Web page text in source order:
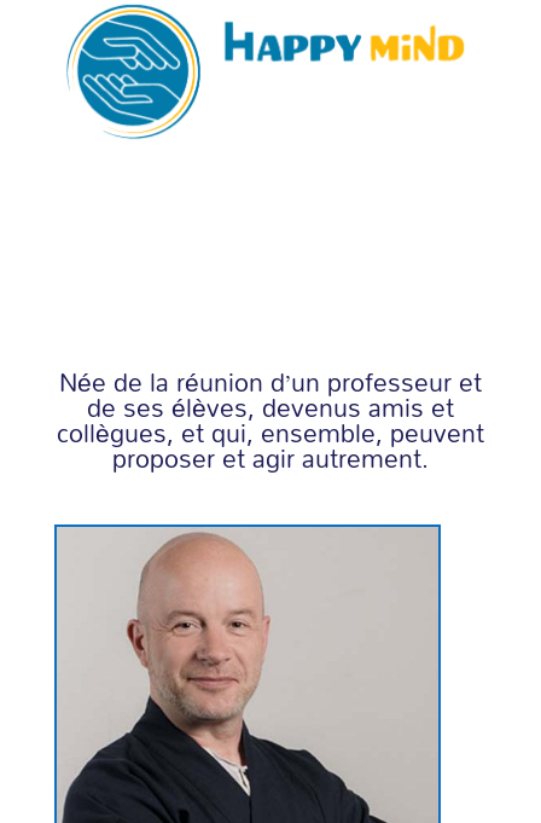
Née de la réunion d’un professeur et
de ses élèves, devenus amis et
collègues, et qui, ensemble, peuvent
proposer et agir autrement.